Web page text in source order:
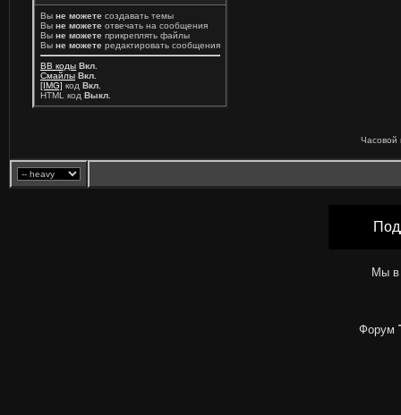
Вы не можете создавать темы
Вы не можете отвечать на сообщения
Вы не можете прикреплять файлы
Вы не можете редактировать сообщения
BB коды Вкл.
Смайлы Вкл.
[IMG] код Вкл.
HTML код Выкл.
Часовой
Мы в
Форум